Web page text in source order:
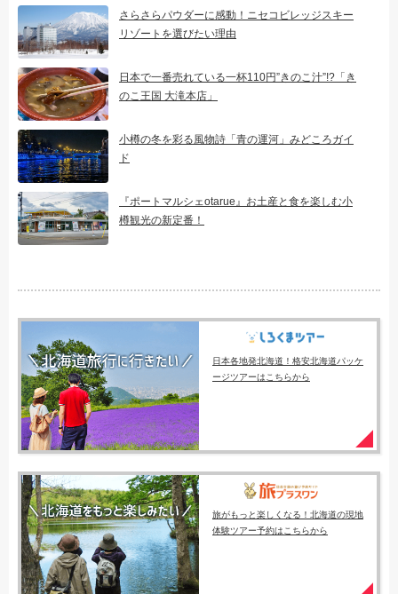
さらさらパウダーに感動！ニセコビレッジスキー
リゾートを選びたい理由
日本で一番売れている一杯110円”きのこ汁”!?「き
のこ王国 大滝本店」
小樽の冬を彩る風物詩「青の運河」みどころガイ
ド
『ポートマルシェotarue』お土産と食を楽しむ小
樽観光の新定番！
日本各地発北海道！格安北海道パッケ
ージツアーはこちらから
旅がもっと楽しくなる！北海道の現地
体験ツアー予約はこちらから